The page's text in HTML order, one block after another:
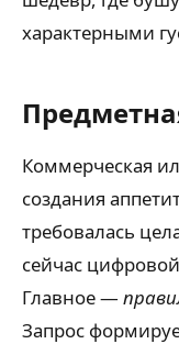
характерными
Коммерческая
создания
требовалась
сейчас
Главное —
Запрос